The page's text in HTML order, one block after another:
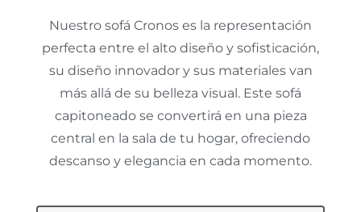
Nuestro sofá Cronos es la representación
perfecta entre el alto diseño y sofisticación,
su diseño innovador y sus materiales van
más allá de su belleza visual. Este sofá
capitoneado se convertirá en una pieza
central en la sala de tu hogar, ofreciendo
descanso y elegancia en cada momento.